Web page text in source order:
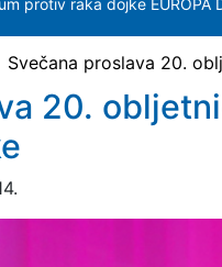
protiv raka dojke EUROPA
Svečana proslava 20.
20.